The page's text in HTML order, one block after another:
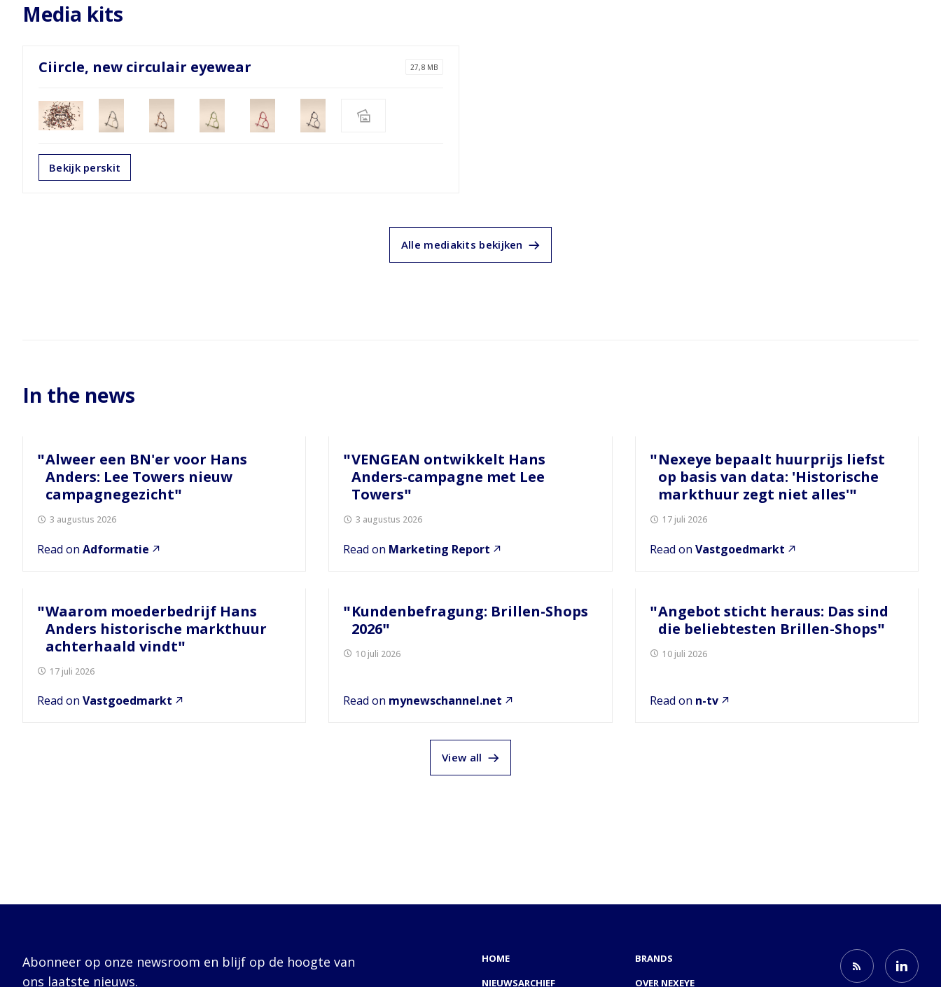
Media kits
Ciircle, new circulair eyewear 27,8 MB
Bekijk perskit
Alle mediakits bekijken
In the news
Alweer een BN'er voor Hans
Anders: Lee Towers nieuw
campagnegezicht
3 augustus 2026
Read on Adformatie
VENGEAN ontwikkelt Hans
Anders-campagne met Lee
Towers
3 augustus 2026
Read on Marketing Report
Nexeye bepaalt huurprijs liefst
op basis van data: 'Historische
markthuur zegt niet alles'
17 juli 2026
Read on Vastgoedmarkt
Waarom moederbedrijf Hans
Anders historische markthuur
achterhaald vindt
17 juli 2026
Read on Vastgoedmarkt
Kundenbefragung: Brillen-Shops
2026
10 juli 2026
Read on mynewschannel.net
Angebot sticht heraus: Das sind
die beliebtesten Brillen-Shops
10 juli 2026
Read on n-tv
View all
Abonneer op onze newsroom en blijf op de hoogte van
ons laatste nieuws.
HOME
NIEUWSARCHIEF
BRANDS
OVER NEXEYE